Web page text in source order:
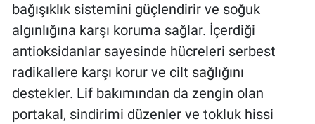
bağışıklık sistemini güçlendirir ve soğuk
algınlığına karşı koruma sağlar. İçerdiği
antioksidanlar sayesinde hücreleri serbest
radikallere karşı korur ve cilt sağlığını
destekler. Lif bakımından da zengin olan
portakal, sindirimi düzenler ve tokluk hissi